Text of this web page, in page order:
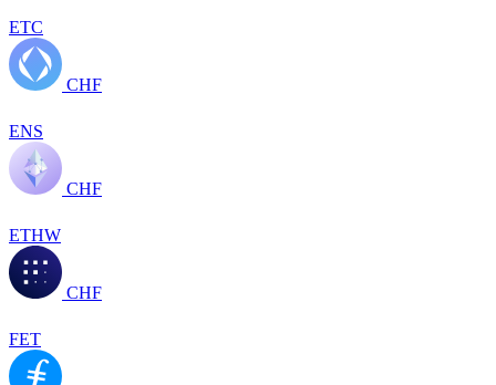
ETC
CHF
ENS
CHF
ETHW
CHF
FET